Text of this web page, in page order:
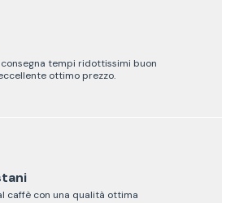
tempi ridottissimi buon
ottimo prezzo.
caffè con una qualità ottima